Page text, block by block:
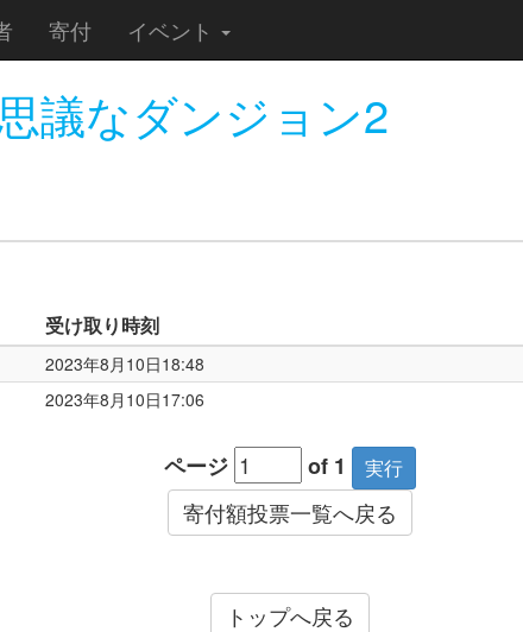
寄付 イベント
議なダンジョン2
受け取り時刻
2023年8月10日18:48
2023年8月10日17:06
ページ
of 1
寄付額投票一覧へ戻る
トップへ戻る